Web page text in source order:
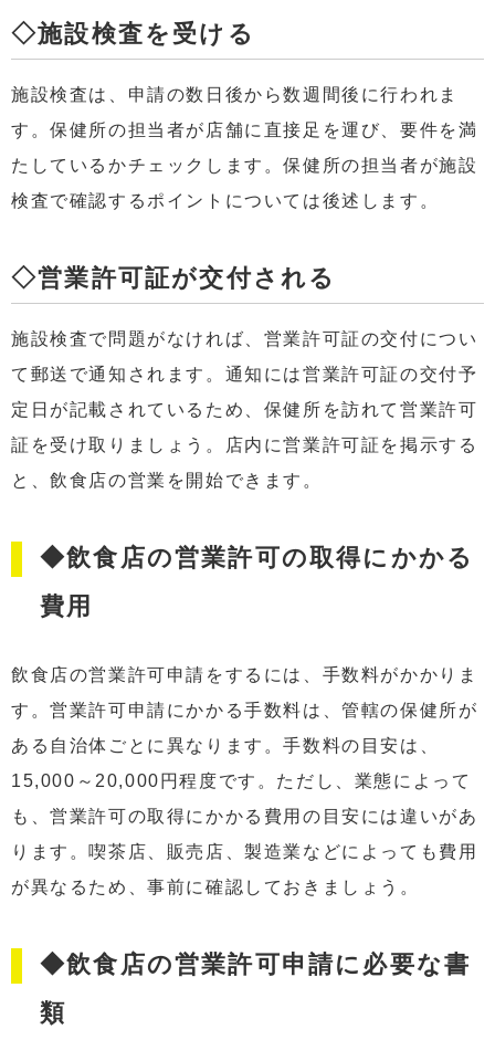
◇施設検査を受ける
施設検査は、申請の数日後から数週間後に行われま
す。保健所の担当者が店舗に直接足を運び、要件を満
たしているかチェックします。保健所の担当者が施設
検査で確認するポイントについては後述します。
◇営業許可証が交付される
施設検査で問題がなければ、営業許可証の交付につい
て郵送で通知されます。通知には営業許可証の交付予
定日が記載されているため、保健所を訪れて営業許可
証を受け取りましょう。店内に営業許可証を掲示する
と、飲食店の営業を開始できます。
◆飲食店の営業許可の取得にかかる
費用
飲食店の営業許可申請をするには、手数料がかかりま
す。営業許可申請にかかる手数料は、管轄の保健所が
ある自治体ごとに異なります。手数料の目安は、
15,000～20,000円程度です。ただし、業態によって
も、営業許可の取得にかかる費用の目安には違いがあ
ります。喫茶店、販売店、製造業などによっても費用
が異なるため、事前に確認しておきましょう。
◆飲食店の営業許可申請に必要な書
類